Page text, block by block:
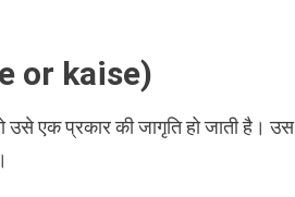
or kaise)
एक प्रकार की जागृति हो जाती है। उस